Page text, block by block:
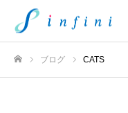
ブログ CATS